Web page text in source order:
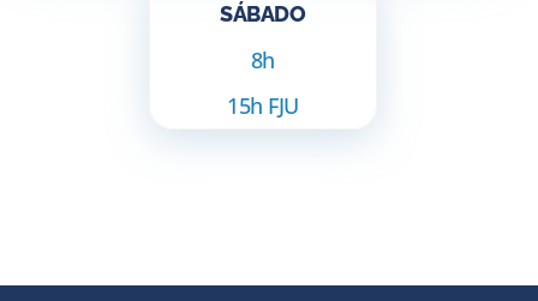
SÁBADO
8h
15h FJU